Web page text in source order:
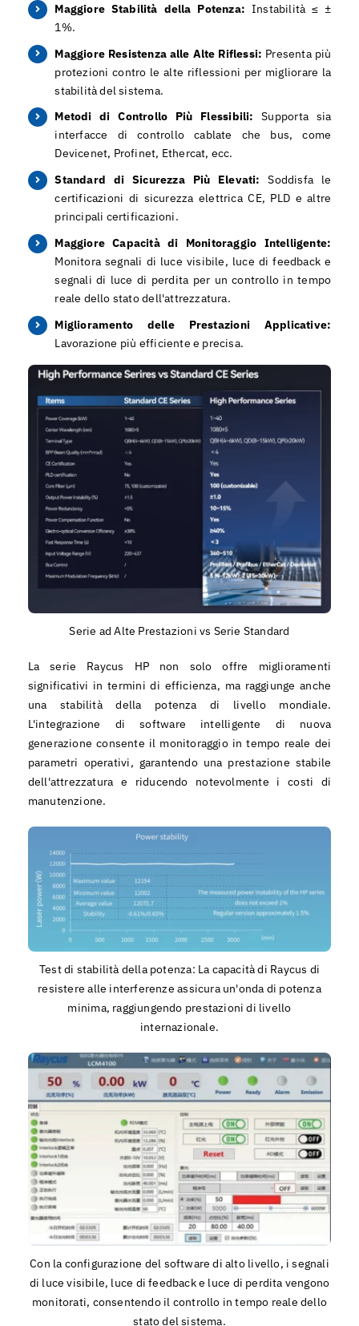
Maggiore Stabilità della Potenza: Instabilità ≤ ±
1%.
Maggiore Resistenza alle Alte Riflessi: Presenta più
protezioni contro le alte riflessioni per migliorare la
stabilità del sistema.
Metodi di Controllo Più Flessibili: Supporta sia
interfacce di controllo cablate che bus, come
Devicenet, Profinet, Ethercat, ecc.
Standard di Sicurezza Più Elevati: Soddisfa le
certificazioni di sicurezza elettrica CE, PLD e altre
principali certificazioni.
Maggiore Capacità di Monitoraggio Intelligente:
Monitora segnali di luce visibile, luce di feedback e
segnali di luce di perdita per un controllo in tempo
reale dello stato dell'attrezzatura.
Miglioramento delle Prestazioni Applicative:
Lavorazione più efficiente e precisa.
Serie ad Alte Prestazioni vs Serie Standard
La serie Raycus HP non solo offre miglioramenti
significativi in termini di efficienza, ma raggiunge anche
una stabilità della potenza di livello mondiale.
L'integrazione di software intelligente di nuova
generazione consente il monitoraggio in tempo reale dei
parametri operativi, garantendo una prestazione stabile
dell'attrezzatura e riducendo notevolmente i costi di
manutenzione.
Test di stabilità della potenza: La capacità di Raycus di
resistere alle interferenze assicura un'onda di potenza
minima, raggiungendo prestazioni di livello
internazionale.
Con la configurazione del software di alto livello, i segnali
di luce visibile, luce di feedback e luce di perdita vengono
monitorati, consentendo il controllo in tempo reale dello
stato del sistema.